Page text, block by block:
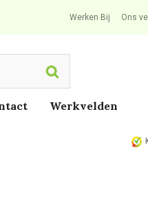
Werken Bij Ons
Search
Werkvelden